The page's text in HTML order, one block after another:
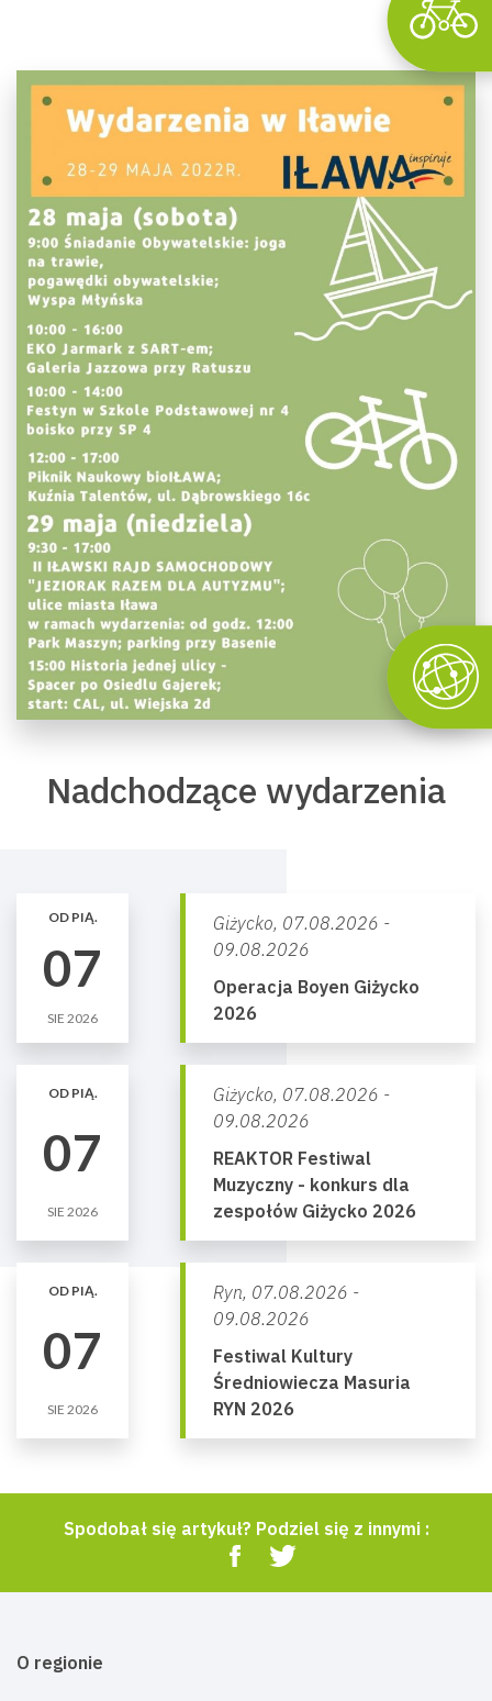
Nadchodzące wydarzenia
OD PIĄ.
07
SIE 2026
Giżycko, 07.08.2026 -
09.08.2026
Operacja Boyen Giżycko
2026
OD PIĄ.
07
SIE 2026
Giżycko, 07.08.2026 -
09.08.2026
REAKTOR Festiwal
Muzyczny - konkurs dla
zespołów Giżycko 2026
OD PIĄ.
07
SIE 2026
Ryn, 07.08.2026 -
09.08.2026
Festiwal Kultury
Średniowiecza Masuria
RYN 2026
Spodobał się artykuł? Podziel się z innymi :
O regionie